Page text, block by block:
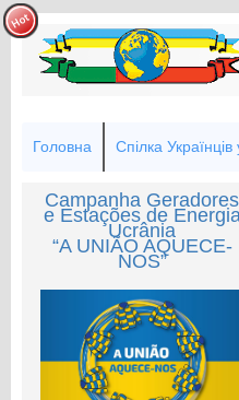
Головна Спілка Українців
Campanha Geradores
e Estações de
Ucrânia
“A UNIÃO AQUECE-
NOS”